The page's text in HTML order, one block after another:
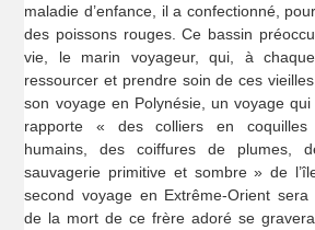
maladie d’enfance, il a confectionné, pour
des poissons rouges. Ce bassin
vie, le marin voyageur, qui, à
ressourcer et prendre soin de ces
son voyage en Polynésie, un voyage qui
rapporte « des colliers en coquilles
humains, des coiffures de plumes,
sauvagerie primitive et sombre » de
second voyage en Extrême-Orient sera
de la mort de ce frère adoré se